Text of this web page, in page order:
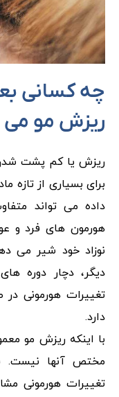
چه کسانی
ریزش مو
ریزش یا کم پشت شدن
برای بسیاری از تازه
داده می تواند
هورمون های فرد و
نوزاد خود شیر می
دیگر، دچار دوره
تغییرات هورمونی
دارد.
با اینکه ریزش مو
مختص آنها نیست.
تغییرات هورمونی